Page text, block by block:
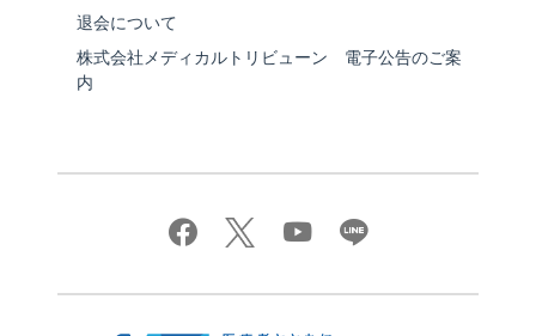
退会について
株式会社メディカルトリビューン 電子公告のご案
内